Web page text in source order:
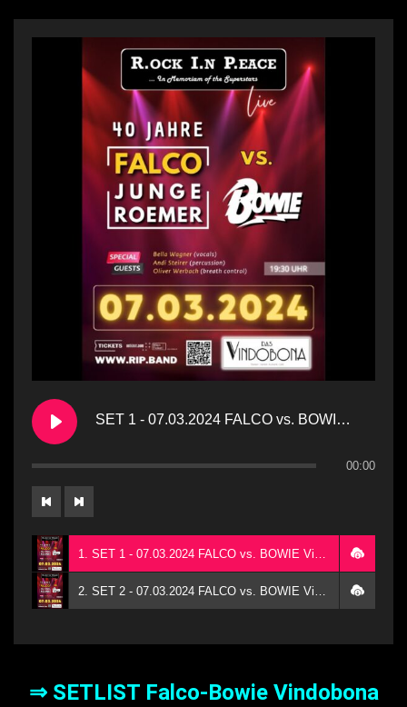
SET 1 - 07.03.2024 FALCO vs. BOWIE Vindobona
00:00
⇒ SETLIST Falco-Bowie Vindobona